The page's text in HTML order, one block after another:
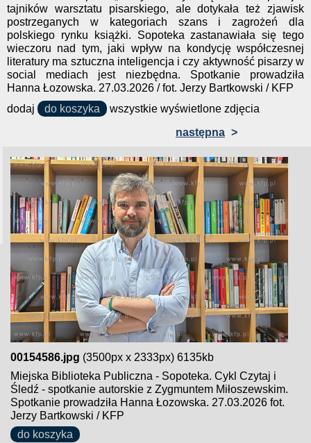
tajników warsztatu pisarskiego, ale dotykała też zjawisk
postrzeganych w kategoriach szans i zagrożeń dla
polskiego rynku książki. Sopoteka zastanawiała się tego
wieczoru nad tym, jaki wpływ na kondycję współczesnej
literatury ma sztuczna inteligencja i czy aktywność pisarzy w
social mediach jest niezbędna. Spotkanie prowadziła
Hanna Łozowska. 27.03.2026 / fot. Jerzy Bartkowski / KFP
dodaj
do koszyka
wszystkie wyświetlone zdjęcia
następna >
00154586.jpg (3500px x 2333px) 6135kb
Miejska Biblioteka Publiczna - Sopoteka. Cykl Czytaj i
Śledź - spotkanie autorskie z Zygmuntem Miłoszewskim.
Spotkanie prowadziła Hanna Łozowska. 27.03.2026 fot.
Jerzy Bartkowski / KFP
do koszyka